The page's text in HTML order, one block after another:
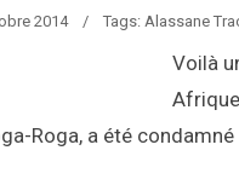
2014 / Tags: Alassane
Voilà
Roga, a été